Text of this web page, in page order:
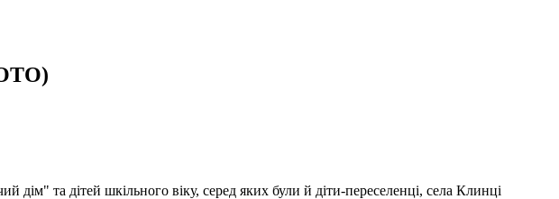
та дітей шкільного віку, серед яких були й діти-переселенці, села Клинці